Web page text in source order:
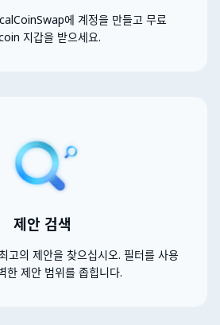
에 계정을 만들고 무료
지갑을 받으세요.
제안 검색
고의 제안을 찾으십시오. 필터를 사용
한 제안 범위를 좁힙니다.